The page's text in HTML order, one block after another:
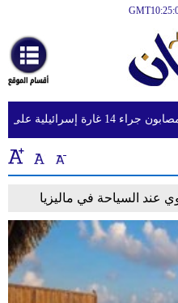
أخبارعاجلة
رياضة
ثقافة
إقتصاد
وموسيقى
أزياء
صحة
على شرق وجنوب لبنان
عند السياحة في ماليزيا